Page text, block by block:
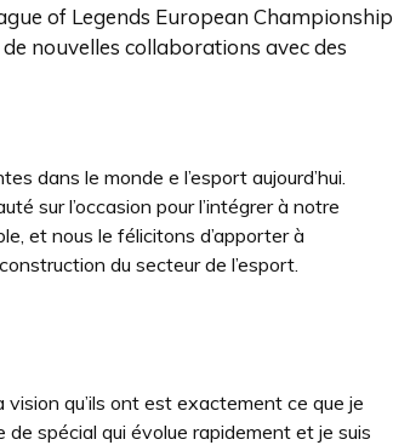
of Legends European Championship
nouvelles collaborations avec des
dans le monde e l’esport aujourd’hui.
sur l’occasion pour l’intégrer à notre
et nous le félicitons d’apporter à
du secteur de l’esport.
qu’ils ont est exactement ce que je
spécial qui évolue rapidement et je suis